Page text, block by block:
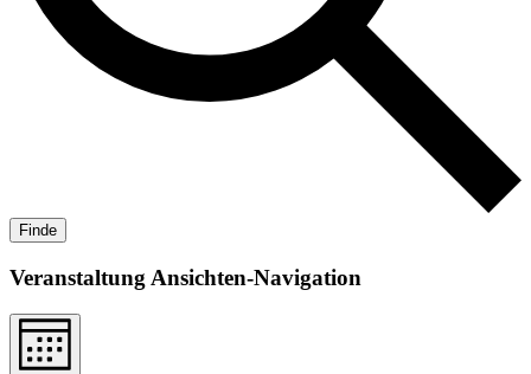
Finde
Veranstaltung Ansichten-Navigation